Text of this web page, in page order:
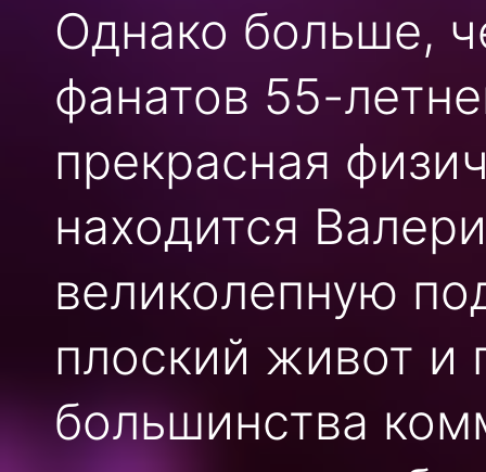
Однако больше,
фанатов 55-
прекрасная
находится
великолепную
плоский живот и
большинства